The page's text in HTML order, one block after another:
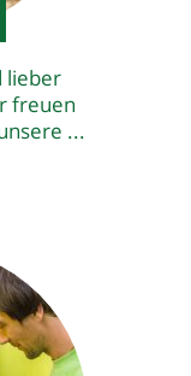
lieber
freuen
...